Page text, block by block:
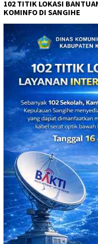
102 TITIK LOKASI
KOMINFO DI SANGIHE